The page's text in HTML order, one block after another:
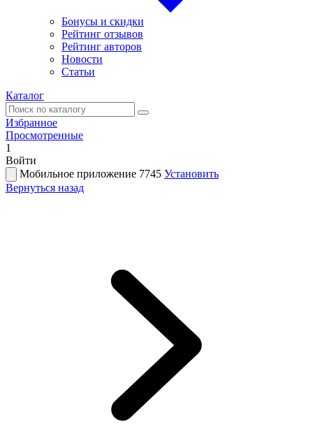
Бонусы и скидки
Рейтинг отзывов
Рейтинг авторов
Новости
Статьи
Каталог
Избранное
Просмотренные
1
Войти
Мобильное приложение 7745 Установить
Вернуться назад